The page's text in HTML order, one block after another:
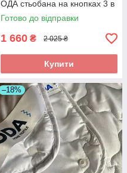
ОДА стьобана на кнопках 3 в
1, Колір - Малиновий
Готово до відправки
1 660 ₴ 2 025 ₴
Купити
–18%